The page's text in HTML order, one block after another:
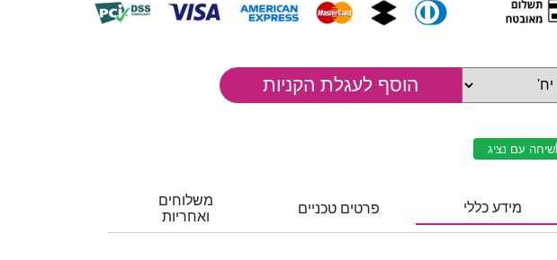
שיחה עם נציג
מידע כללי פרטים טכניים
משלוחים
ואחריות